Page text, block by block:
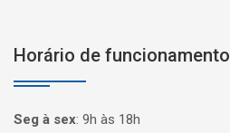
Horário de funcionamento
Seg à sex: 9h às 18h